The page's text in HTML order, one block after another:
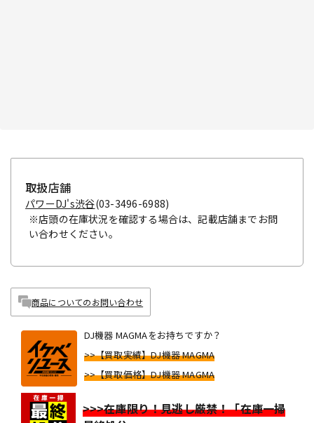
取扱店舗
パワーDJ's渋谷(03-3496-6988)
※店頭の在庫状況を確認する場合は、記載店舗までお問
い合わせください。
商品についてのお問い合わせ
DJ機器 MAGMAをお持ちですか？
>>【買取実績】DJ機器 MAGMA
>>【買取価格】DJ機器 MAGMA
>>>在庫限り！見逃し厳禁！「在庫一掃